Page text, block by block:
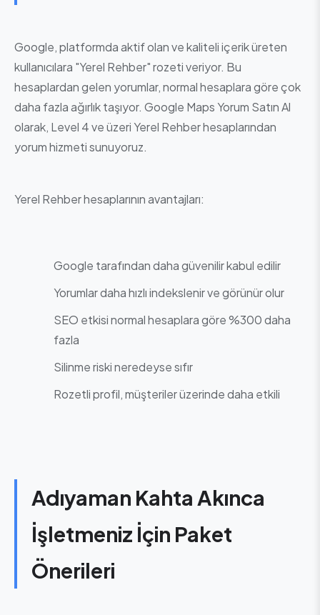
Google, platformda aktif olan ve kaliteli içerik üreten
kullanıcılara "Yerel Rehber" rozeti veriyor. Bu
hesaplardan gelen yorumlar, normal hesaplara göre çok
daha fazla ağırlık taşıyor. Google Maps Yorum Satın Al
olarak, Level 4 ve üzeri Yerel Rehber hesaplarından
yorum hizmeti sunuyoruz.
Yerel Rehber hesaplarının avantajları:
Google tarafından daha güvenilir kabul edilir
Yorumlar daha hızlı indekslenir ve görünür olur
SEO etkisi normal hesaplara göre %300 daha
fazla
Silinme riski neredeyse sıfır
Rozetli profil, müşteriler üzerinde daha etkili
Adıyaman Kahta Akınca
İşletmeniz İçin Paket
Önerileri